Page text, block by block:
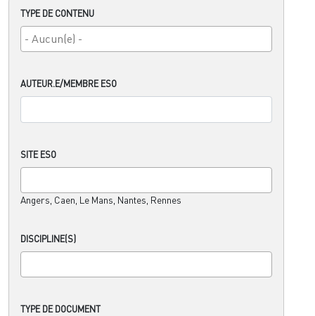
TYPE DE CONTENU
AUTEUR.E/MEMBRE ESO
SITE ESO
Angers, Caen, Le Mans, Nantes, Rennes
DISCIPLINE(S)
TYPE DE DOCUMENT